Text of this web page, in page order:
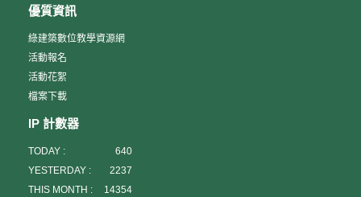
優質資訊
綠建築數位教學資源網
活動報名
活動花絮
檔案下載
IP 計數器
TODAY :
640
YESTERDAY :
2237
THIS MONTH :
14354